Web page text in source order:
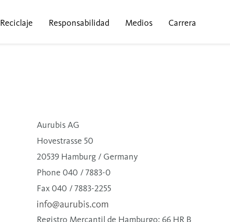
Reciclaje Responsabilidad Medios Carrera
Aurubis AG
Hovestrasse 50
20539 Hamburg / Germany
Phone 040 / 7883-0
Fax 040 / 7883-2255
Registro Mercantil de Hamburgo: 66 HR B